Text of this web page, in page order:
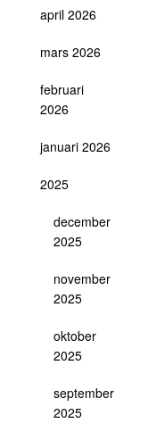
april 2026
mars 2026
februari
2026
januari 2026
2025
december
2025
november
2025
oktober
2025
september
2025